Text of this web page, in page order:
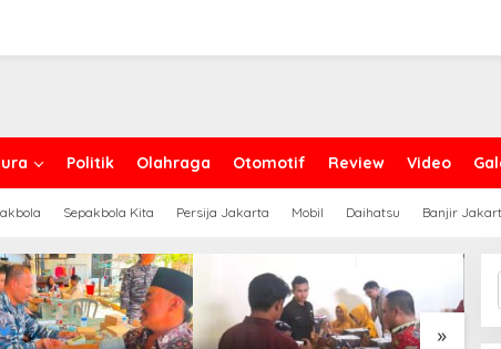
Politik Olahraga Otomotif Review Video
Sepakbola Kita Persija Jakarta Mobil Daihatsu Banjir
»